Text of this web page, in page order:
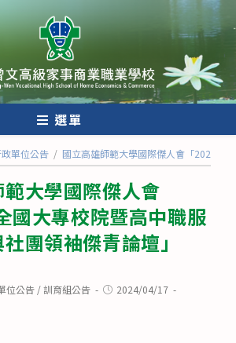
選單
單位公告 / 國立高雄師範大學國際傑人會「2024年
大學國際傑人會
國大專校院暨高中職服
團領袖傑青論壇」
位公告 /訓育組公告
Post2024/04/17